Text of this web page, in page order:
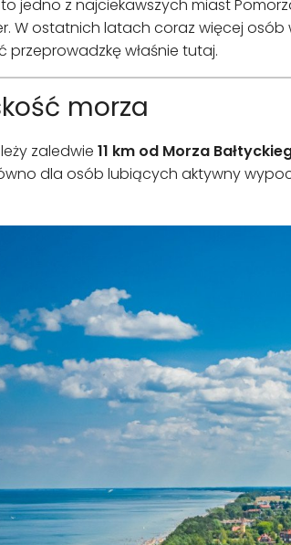
jedno z najciekawszych miast
W ostatnich latach coraz więcej osób
przeprowadzkę właśnie tutaj.
morza
zaledwie 11 km od Morza
dla osób lubiących aktywny